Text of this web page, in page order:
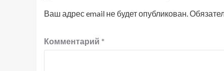
Ваш адрес email не будет опубликован.
Комментарий *